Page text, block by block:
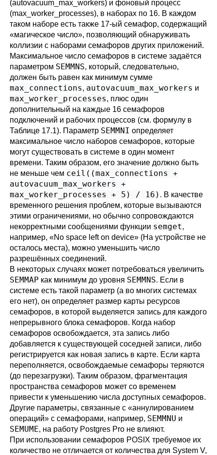
(autovacuum_max_workers) и фоновый процесс
(max_worker_processes), в наборах по 16. В каждом
таком наборе есть также 17-ый семафор, содержащий
«магическое число», позволяющий обнаруживать
коллизии с наборами семафоров других приложений.
Максимальное число семафоров в системе задаётся
параметром SEMMNS, который, следовательно,
должен быть равен как минимум сумме
max_connections, autovacuum_max_workers и
max_worker_processes, плюс один
дополнительный на каждые 16 семафоров
подключений и рабочих процессов (см. формулу в
Таблице 17.1). Параметр SEMMNI определяет
максимальное число наборов семафоров, которые
могут существовать в системе в один момент
времени. Таким образом, его значение должно быть
не меньше чем ceil((max_connections +
autovacuum_max_workers +
max_worker_processes + 5) / 16) . В качестве
временного решения проблем, которые вызываются
этими ограничениями, но обычно сопровождаются
некорректными сообщениями функции semget,
например, «No space left on device» (На устройстве не
осталось места), можно уменьшить число
разрешённых соединений.
В некоторых случаях может потребоваться увеличить
SEMMAP как минимум до уровня SEMMNS. Если в
системе есть такой параметр (а во многих системах
его нет), он определяет размер карты ресурсов
семафоров, в которой выделяется запись для каждого
непрерывного блока семафоров. Когда набор
семафоров освобождается, эта запись либо
добавляется к существующей соседней записи, либо
регистрируется как новая запись в карте. Если карта
переполняется, освобождаемые семафоры теряются
(до перезагрузки). Таким образом, фрагментация
пространства семафоров может со временем
привести к уменьшению числа доступных семафоров.
Другие параметры, связанные с «аннулированием
операций» с семафорами, например, SEMMNU и
SEMUME, на работу Postgres Pro не влияют.
При использовании семафоров POSIX требуемое их
количество не отличается от количества для System V,